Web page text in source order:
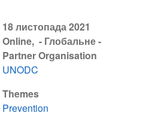
18 листопада 2021
Online - Глобальне -
Partner Organisation
UNODC
Themes
Prevention